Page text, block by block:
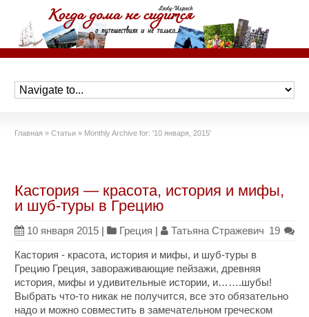
Главная » Статьи » Monthly Archive for: '10 января, 2015'
Кастория — красота, история и мифы,
и шуб-туры в Грецию
10 января 2015 | Греция | Татьяна Стражевич 19
Кастория - красота, история и мифы, и шуб-туры в
Грецию Греция, завораживающие пейзажи, древняя
история, мифы и удивительные истории, и…….шубы!
Выбрать что-то никак не получится, все это обязательно
надо и можно совместить в замечательном греческом